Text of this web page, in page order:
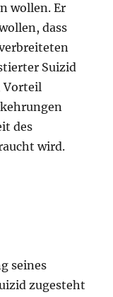
wollen. Er
dass
Suizid
Vorteil
des
wird.
seines
zugesteht